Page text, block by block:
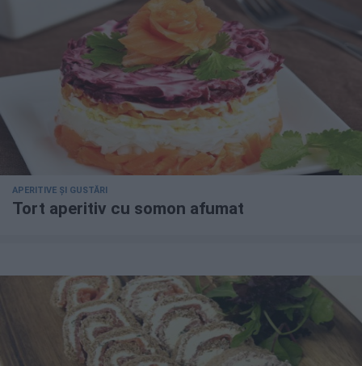
APERITIVE ȘI GUSTĂRI
Tort aperitiv cu somon afumat